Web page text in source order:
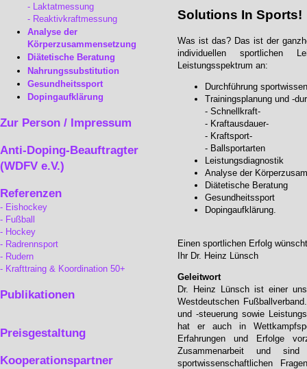
Laktatmessung
Reaktivkraftmessung
Analyse der
Körperzusammensetzung
Diätetische Beratung
Nahrungssubstitution
Gesundheitssport
Dopingaufklärung
Zur Person / Impressum
Anti-Doping-Beauftragter
(WDFV e.V.)
Referenzen
Eishockey
Fußball
Hockey
Radrennsport
Rudern
Krafttraing & Koordination 50+
Publikationen
Preisgestaltung
Kooperationspartner
Solutions In Sports!
Was ist das? Das ist der
individuellen sportlichen
Leistungsspektrum an:
Durchführung
Trainingsplanung und -
- Schnellkraft-
- Kraftausdauer-
- Kraftsport-
- Ballsportarten
Leistungsdiagnostik
Analyse der
Diätetische Beratung
Gesundheitssport
Dopingaufklärung.
Einen sportlichen Erfolg
Ihr Dr. Heinz Lünsch
Geleitwort
Dr. Heinz Lünsch ist einer
Westdeutschen
und -steuerung sowie
hat er auch in
Erfahrungen und Erfolge
Zusammenarbeit und
sportwissenschaftlichen